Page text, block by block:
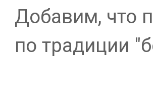
Добавим, что
по традиции